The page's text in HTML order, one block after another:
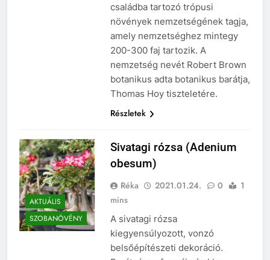
családba tartozó trópusi
növények nemzetségének tagja,
amely nemzetséghez mintegy
200-300 faj tartozik. A
nemzetség nevét Robert Brown
botanikus adta botanikus barátja,
Thomas Hoy tiszteletére.
Részletek
AKTUÁLIS
SZOBANÖVÉNY
Sivatagi rózsa (Adenium
obesum)
Réka 2021.01.24. 0
1
mins
A sivatagi rózsa
kiegyensúlyozott, vonzó
belsőépítészeti dekoráció.